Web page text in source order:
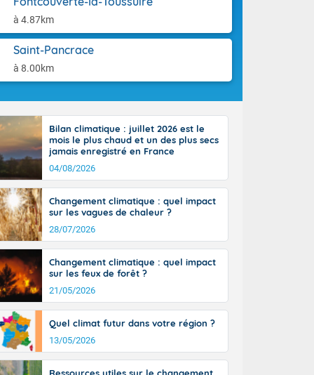
à 4.87km
Saint-Pancrace
à 8.00km
sur
avec des
sur le sud
sur la
entre 50 et
résiste sur
Alpes à
et 20
du
50-60 km/h
les
l'après-
général, 14
il fait
30 à 35
Bilan climatique : juillet 2026 est le
mois le plus chaud et un des plus secs
jamais enregistré en France
04/08/2026
Changement climatique : quel impact
sur les vagues de chaleur ?
28/07/2026
Changement climatique : quel impact
sur les feux de forêt ?
21/05/2026
Quel climat futur dans votre région ?
13/05/2026